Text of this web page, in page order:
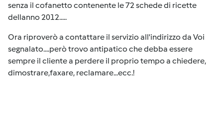
senza il cofanetto contenente le 72 schede di ricette
dellanno 2012.....
Ora riproverò a contattare il servizio all'indirizzo da Voi
segnalato....però trovo antipatico che debba essere
sempre il cliente a perdere il proprio tempo a chiedere,
dimostrare,faxare, reclamare...ecc.!